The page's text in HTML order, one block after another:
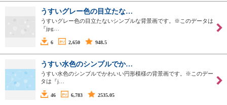
うすいグレー色の目立たな…
うすいグレー色の目立たないシンプルな背景画です。※このデータは
『jpg…
6 2,650 948.5
うすい水色のシンプルでか…
うすい水色のシンプルでかわいい円形模様の背景画です。※このデー
タは『j…
46 6,783 2535.05